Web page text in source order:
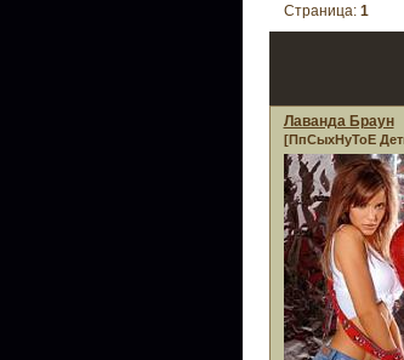
Страница: 1
Лаванда Браун
[ПпСыхНуТоЕ